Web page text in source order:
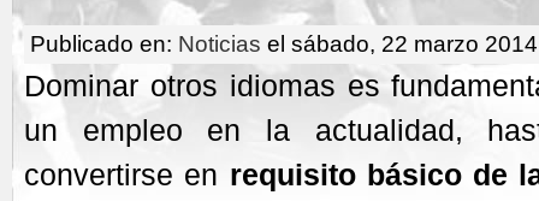
Publicado en: Noticias el sábado, 22 marzo
Dominar otros idiomas es
un empleo en la actualidad,
convertirse en requisito básico de